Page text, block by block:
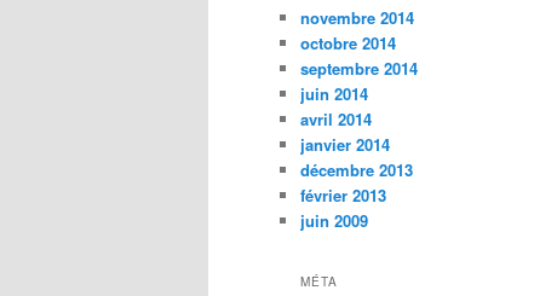
novembre 2014
octobre 2014
septembre 2014
juin 2014
avril 2014
janvier 2014
décembre 2013
février 2013
juin 2009
MÉTA